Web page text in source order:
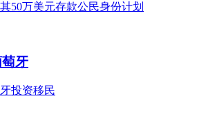
50万美元存款公民身份计划
牙
投资移民